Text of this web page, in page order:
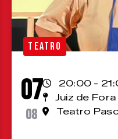
TEATRO
07
08
20:00 -
Juiz de Fora
Teatro